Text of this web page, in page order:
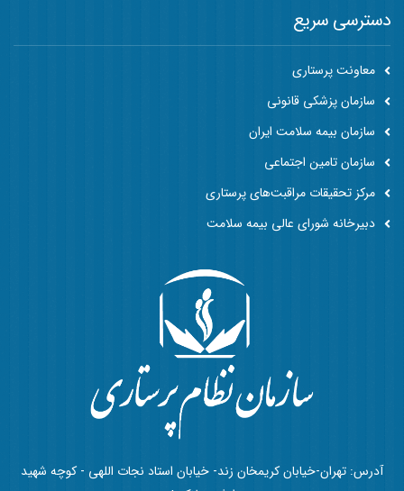
آدرس: تهران-خیابان کریمخان زند- خیابان استاد نجات اللهی - کوچه شهید
دسترسی سریع
معاونت پرستاری
سازمان پزشکی قانونی
سازمان بیمه سلامت ایران
سازمان تامین اجتماعی
مرکز تحقیقات مراقبت‌های پرستاری
دبیرخانه شورای عالی بیمه سلامت